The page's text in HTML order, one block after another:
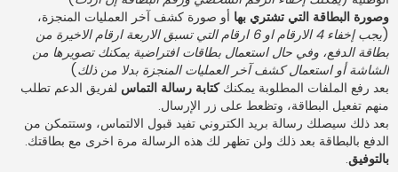
وصورة البطاقة التي تشتري بها أو صورة كشف آخر العمليات المنجزة،
(
يجب إخفاء 4 الارقام او 6 ارقام التي تسبق الاربعة ارقام الاخيرة من
بطاقة الدفع، وفي حال استعمال بطاقات افتراضية يمكنك تصويرها من
الشاشة أو استعمال كشف آخر العمليات المنجزة بدلا من ذلك)
بعد رفع الملفات المطلوبة يمكنككتابة رسالة التماس لفريق الدعم تطلب
منهم تفعيل البطاقة، وتظعط على زر الإرسال.
بعد ذلك سيصلك رسالة بريد الكتروني تفيد قبول الالتماس، وستتمكن من
الدفع بالبطاقة بعد ذلك ولن تظهر لك هذه الرسالة مرة اخرى مع بطاقتك.
بالتوفيق.